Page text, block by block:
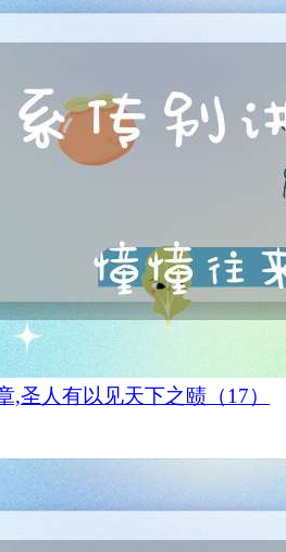
,圣人有以见天下之赜（17）